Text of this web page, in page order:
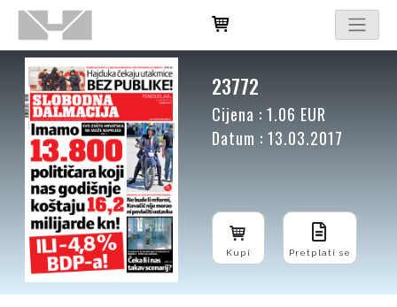
23772
Cijena : 1.06 EUR
Datum : 13.03.2017
Kupi Pretplati se